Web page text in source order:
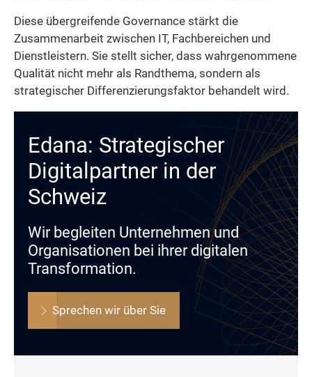
Diese übergreifende Governance stärkt die
Zusammenarbeit zwischen IT, Fachbereichen und
Dienstleistern. Sie stellt sicher, dass wahrgenommene
Qualität nicht mehr als Randthema, sondern als
strategischer Differenzierungsfaktor behandelt wird.
Edana: Strategischer
Digitalpartner in der
Schweiz
Wir begleiten Unternehmen und
Organisationen bei ihrer digitalen
Transformation.
Sprechen wir über Sie